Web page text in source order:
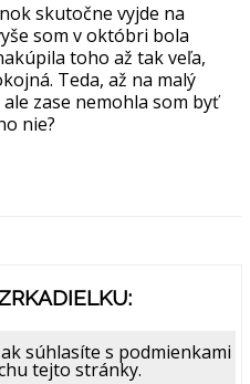
skutočne vyjde na
som v októbri bola
toho až tak veľa,
Teda, až na malý
zase nemohla som byť
nie?
súhlasíte s podmienkami
tejto stránky.